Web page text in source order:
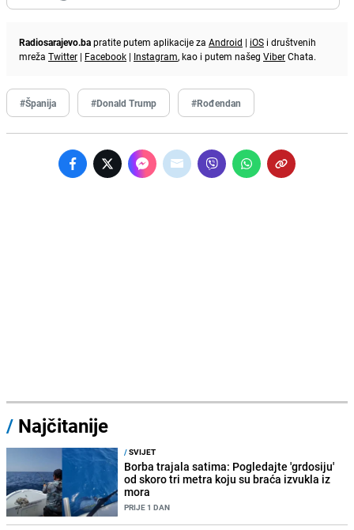
Radiosarajevo.bapratite putem aplikacije za Android | iOS i društvenih
mreža Twitter | Facebook | Instagram, kao i putem našeg ViberChata.
#Španija #Donald Trump #Rođendan
/ Najčitanije
/SVIJET
Borba trajala satima: Pogledajte 'grdosiju'
od skoro tri metra koju su braća izvukla iz
mora
PRIJE 1 DAN